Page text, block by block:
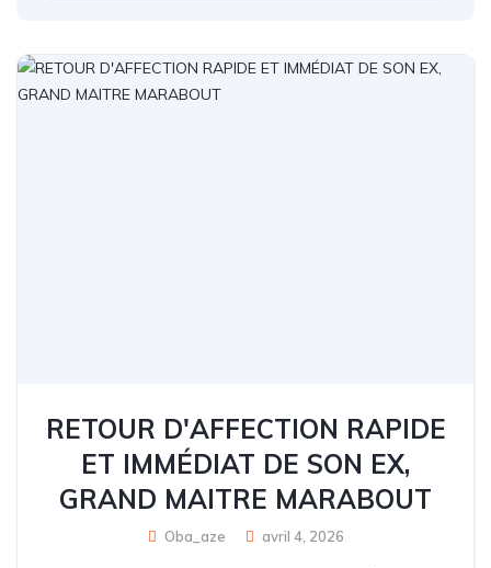
RETOUR D'AFFECTION RAPIDE
ET IMMÉDIAT DE SON EX,
GRAND MAITRE MARABOUT
Oba_aze avril 4, 2026